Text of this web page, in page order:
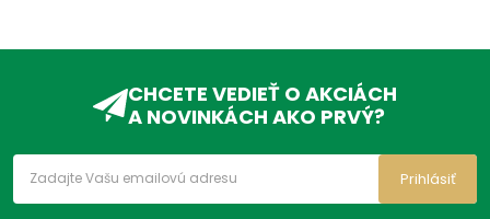
CHCETE VEDIEŤ O AKCIÁCH
A NOVINKÁCH AKO PRVÝ?
Prihlásiť